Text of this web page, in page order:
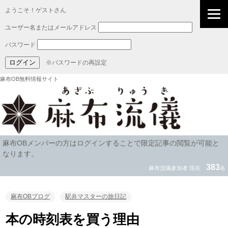
ようこそ！ゲストさん
ユーザー名またはメールアドレス
パスワード
※パスワードの再設定
麻布OB無料情報サイト
麻布OBメンバーの方はログインすることで限定記事の閲覧が可能と
なります。
麻布流儀参加者 現在 383名
麻布OBブログ 駅弁マスターの旅日記
本の時刻表を買う理由